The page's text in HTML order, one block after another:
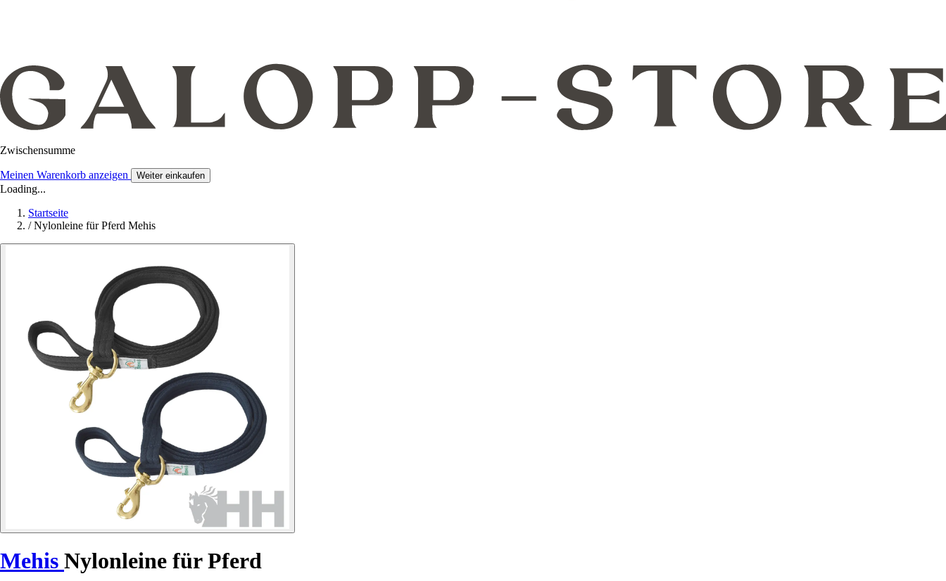
Zwischensumme
Meinen Warenkorb anzeigen Weiter einkaufen
Loading...
Startseite
/ Nylonleine für Pferd Mehis
Mehis Nylonleine für Pferd